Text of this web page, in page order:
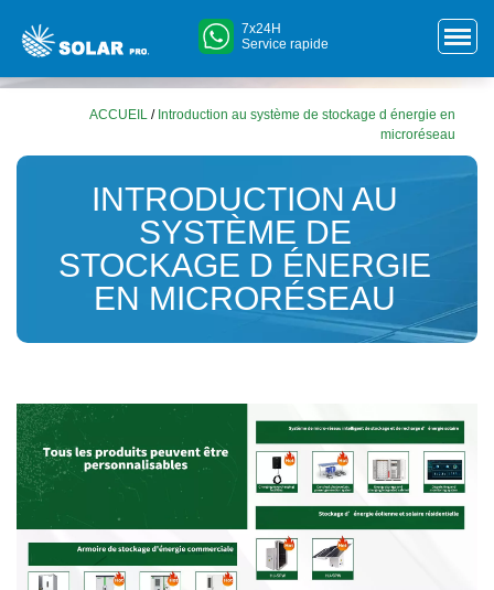
7x24H
Service rapide
ACCUEIL / Introduction au système de stockage d énergie en
microréseau
INTRODUCTION AU
SYSTÈME DE
STOCKAGE D ÉNERGIE
EN MICRORÉSEAU